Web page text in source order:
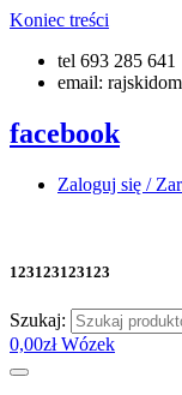
Koniec treści
tel 693 285 641
email:
facebook
Zaloguj się /
123123123123
Szukaj:
0,00zł Wózek